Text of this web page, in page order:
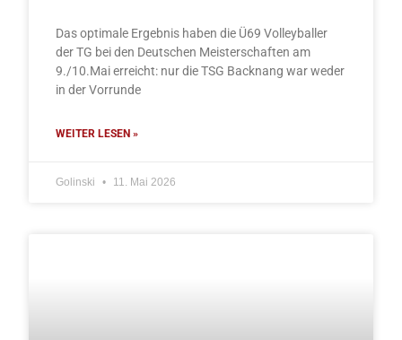
Das optimale Ergebnis haben die Ü69 Volleyballer
der TG bei den Deutschen Meisterschaften am
9./10.Mai erreicht: nur die TSG Backnang war weder
in der Vorrunde
WEITER LESEN »
Golinski 11. Mai 2026